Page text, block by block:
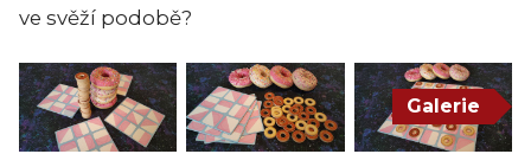
ve svěží podobě?
Galerie